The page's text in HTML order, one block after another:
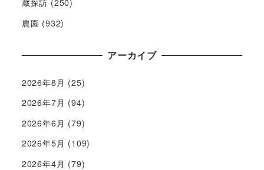
農園 (932)
アーカイブ
2026年8月 (25)
2026年7月 (94)
2026年6月 (79)
2026年5月 (109)
2026年4月 (79)